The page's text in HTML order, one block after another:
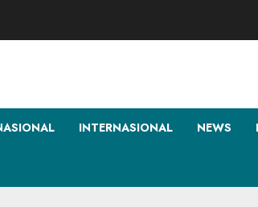
INTERNASIONAL NEWS